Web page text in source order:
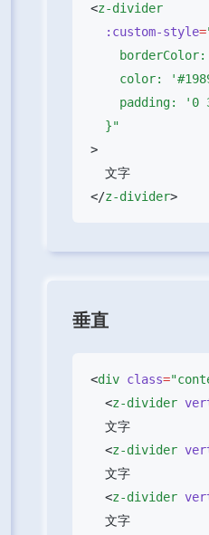
<
  :custom-style
=
</z-divider
垂直
<div class=
  <
z-divider
  <
z-divider
  <
z-divider